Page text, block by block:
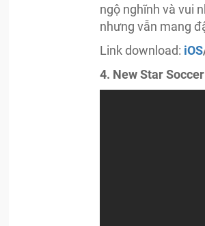
ngộ nghĩnh và vui
nhưng vẫn mang
Link download: iOS
4. New Star